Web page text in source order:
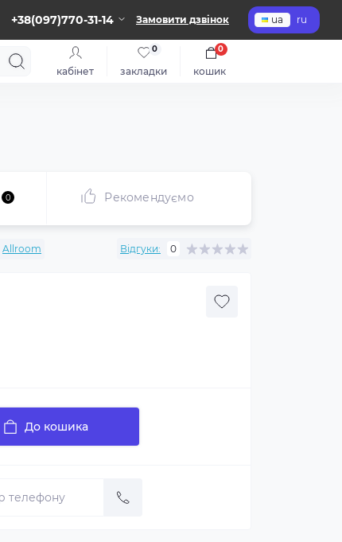
+38(097)770-31-14 Замовити дзвінок ua ru
кабінет закладки
0
кошик
0
0 Рекомендуємо
Allroom Відгуки: 0
До кошика